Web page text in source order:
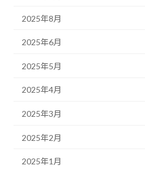
2025年8月
2025年6月
2025年5月
2025年4月
2025年3月
2025年2月
2025年1月